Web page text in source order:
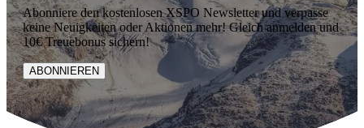
Abonniere den kostenlosen XSPO Newsletter und verpasse
keine Neuigkeiten oder Aktionen mehr! Gleich anmelden und
10€ Treuebonus sichern!
ABONNIEREN